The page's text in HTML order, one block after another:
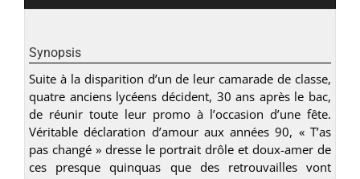
Synopsis
Suite à la disparition d’un de leur camarade de classe,
quatre anciens lycéens décident, 30 ans après le bac,
de réunir toute leur promo à l’occasion d’une fête.
Véritable déclaration d’amour aux années 90, « T’as
pas changé » dresse le portrait drôle et doux-amer de
ces presque quinquas que des retrouvailles vont